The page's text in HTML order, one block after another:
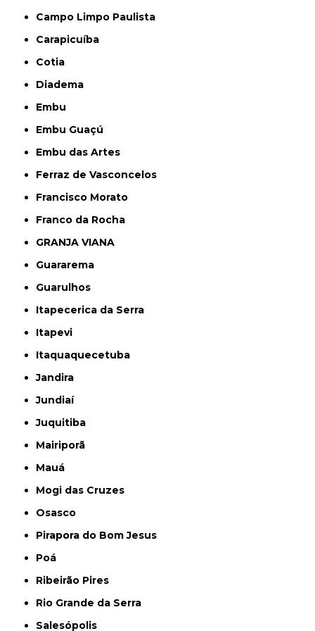
Campo Limpo Paulista
Carapicuíba
Cotia
Diadema
Embu
Embu Guaçú
Embu das Artes
Ferraz de Vasconcelos
Francisco Morato
Franco da Rocha
GRANJA VIANA
Guararema
Guarulhos
Itapecerica da Serra
Itapevi
Itaquaquecetuba
Jandira
Jundiaí
Juquitiba
Mairiporã
Mauá
Mogi das Cruzes
Osasco
Pirapora do Bom Jesus
Poá
Ribeirão Pires
Rio Grande da Serra
Salesópolis